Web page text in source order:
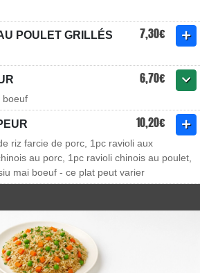
POULET GRILLÉS 7,30€
6,70€
boeuf
10,20€
riz farcie de porc, 1pc ravioli aux
au porc, 1pc ravioli chinois au poulet,
mai boeuf - ce plat peut varier